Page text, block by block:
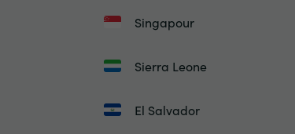
Singapour
Sierra Leone
El Salvador